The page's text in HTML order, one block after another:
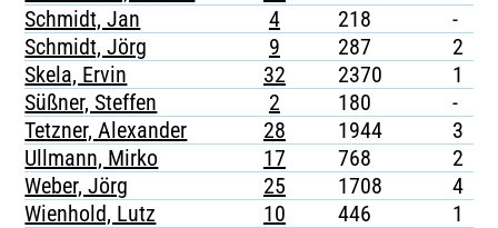
Schmidt, Jan
4 218 -
Schmidt, Jörg
9 287 2
Skela, Ervin
32 2370 1
Süßner, Steffen
2 180 -
Tetzner, Alexander
28 1944 3
Ullmann, Mirko
17 768 2
Weber, Jörg
25 1708 4
Wienhold, Lutz
10 446 1